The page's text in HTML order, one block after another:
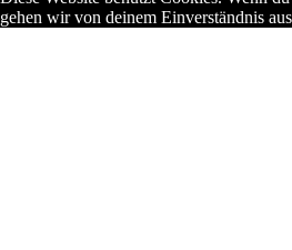
gehen wir von deinem Einverständnis